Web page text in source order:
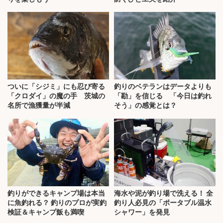
ついに「シジミ」にも忍び寄る
「クロダイ」の魔の手 茨城の
名所で漁獲量が半減
釣りのベテランはデータよりも
「勘」を信じる 「今日は釣れ
そう」の感覚とは？
釣りができるキャンプ場は本当
に魚釣れる？ 釣りのプロが実釣
検証＆キャンプ飯も満喫
海水や泥が釣り場で洗える！ 全
釣り人必見の「ポータブル温水
シャワー」を発見